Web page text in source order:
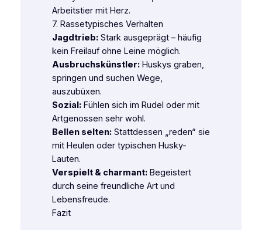
Arbeitstier mit Herz.
7. Rassetypisches Verhalten
Jagdtrieb:Stark ausgeprägt – häufig
kein Freilauf ohne Leine möglich.
Ausbruchskünstler:Huskys graben,
springen und suchen Wege,
auszubüxen.
Sozial:Fühlen sich im Rudel oder mit
Artgenossen sehr wohl.
Bellen selten:Stattdessen „reden“ sie
mit Heulen oder typischen Husky-
Lauten.
Verspielt & charmant:Begeistert
durch seine freundliche Art und
Lebensfreude.
Fazit